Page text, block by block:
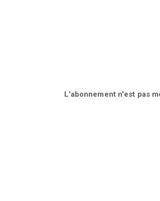
L'abonnement n'est pas